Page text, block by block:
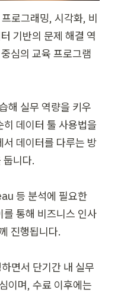
로그래밍, 시각화, 비
기반의 문제 해결 역
심의 교육 프로그램
해 실무 역량을 키우
데이터 툴 사용법을
데이터를 다루는 방
둡니다.
등 분석에 필요한
통해 비즈니스 인사
진행됩니다.
면서 단기간 내 실무
이며, 수료 이후에는